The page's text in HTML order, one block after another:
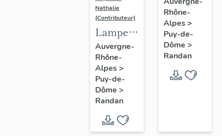
Nathalie
(Contributeur)
Lampe à
pétrole
n° 1
Auvergne-
Rhône-
Alpes>
Puy-de-
Dôme >
Randan
3
Rhône-
Alpes>
Puy-de-
Dôme >
Randan